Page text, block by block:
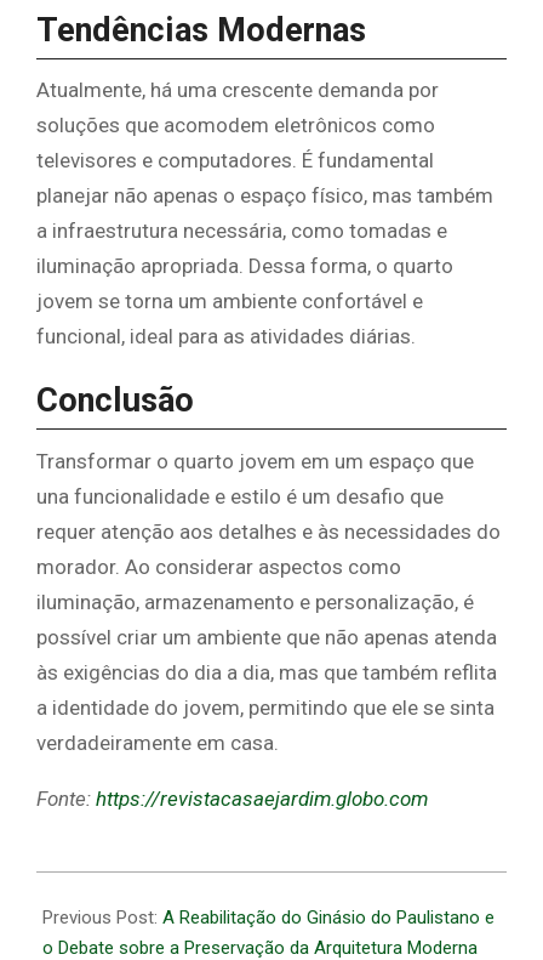
Tendências Modernas
Atualmente, há uma crescente demanda por
soluções que acomodem eletrônicos como
televisores e computadores. É fundamental
planejar não apenas o espaço físico, mas também
a infraestrutura necessária, como tomadas e
iluminação apropriada. Dessa forma, o quarto
jovem se torna um ambiente confortável e
funcional, ideal para as atividades diárias.
Conclusão
Transformar o quarto jovem em um espaço que
una funcionalidade e estilo é um desafio que
requer atenção aos detalhes e às necessidades do
morador. Ao considerar aspectos como
iluminação, armazenamento e personalização, é
possível criar um ambiente que não apenas atenda
às exigências do dia a dia, mas que também reflita
a identidade do jovem, permitindo que ele se sinta
verdadeiramente em casa.
Fonte: https://revistacasaejardim.globo.com
06-
23
Previous Post: A Reabilitação do Ginásio do Paulistano e
o Debate sobre a Preservação da Arquitetura Moderna